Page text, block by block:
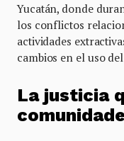
Yucatán, donde
los conflictos
actividades
cambios en el uso
La justicia